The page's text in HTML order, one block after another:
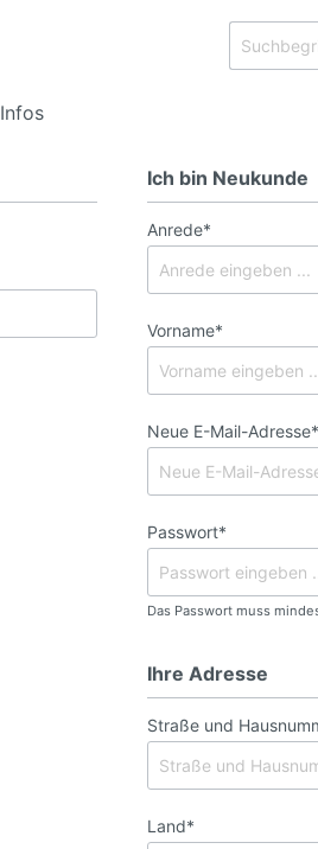
Infos
Energiedichte
Ich bin Neukunde
Anrede*
Vorname*
Neue E-Mail-Adresse*
Passwort*
Das Passwort muss
Ihre Adresse
Straße und
Land*